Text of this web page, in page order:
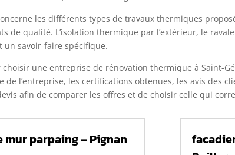
les différents types de travaux thermiques
de qualité. L’isolation thermique par l’extérieur, le
un savoir-faire spécifique.
choisir une entreprise de rénovation thermique à Saint-
de l’entreprise, les certifications obtenues, les avis des
afin de comparer les offres et de choisir celle qui
mur parpaing – Pignan